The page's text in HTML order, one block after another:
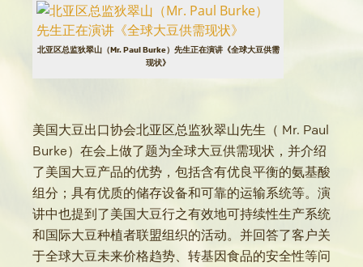
北亚区总监狄翠山（Mr. Paul Burke）先生正在演讲《全球大豆供需
现状》
美国大豆出口协会北亚区总监狄翠山先生（ Mr. Paul
Burke）在会上做了题为全球大豆供需现状，并介绍
了美国大豆产品的优势，包括含有优良平衡的氨基酸
组分；具有优质的储存设备和可靠的运输系统等。演
讲中也提到了美国大豆行之有效地可持续性生产系统
和国际大豆种植者联盟组织的活动。并回答了客户关
于全球大豆未来价格趋势、转基因食品的安全性等问